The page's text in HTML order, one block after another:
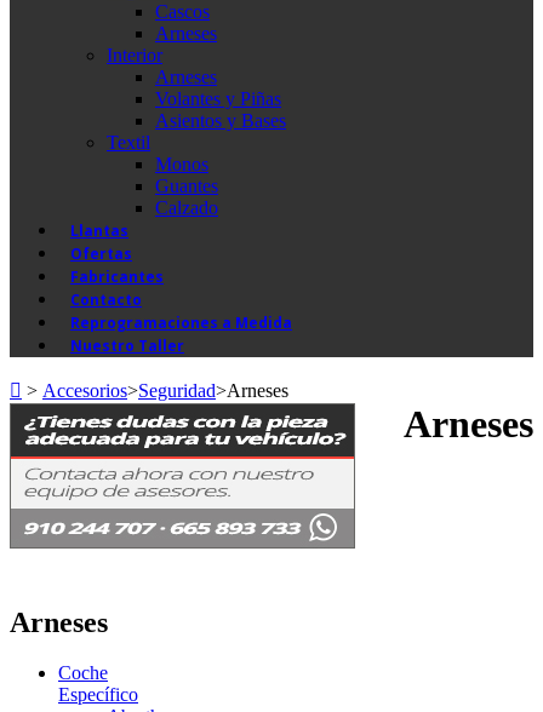
Cascos
Arneses
Interior
Arneses
Volantes y Piñas
Asientos y Bases
Textil
Monos
Guantes
Calzado
Llantas
Ofertas
Fabricantes
Contacto
Reprogramaciones a Medida
Nuestro Taller
Arneses
> Accesorios>Seguridad>Arneses
Arneses
Coche
Específico